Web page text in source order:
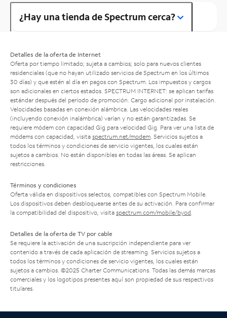
¿Hay una tienda de Spectrum cerca?
Detalles de la oferta de Internet
Oferta por tiempo limitado; sujeta a cambios; solo para nuevos clientes
residenciales (que no hayan utilizado servicios de Spectrum en los últimos
30 días) y que estén al día en pagos con Spectrum. Los impuestos y cargos
son adicionales en ciertos estados. SPECTRUM INTERNET: se aplican tarifas
estándar después del período de promoción. Cargo adicional por instalación.
Velocidades basadas en conexión alámbrica. Las velocidades reales
(incluyendo conexión inalámbrica) varían y no están garantizadas. Se
requiere módem con capacidad Gig para velocidad Gig. Para ver una lista de
módems con capacidad, visita spectrum.net/modem . Servicios sujetos a
todos los términos y condiciones de servicio vigentes, los cuales están
sujetos a cambios. No están disponibles en todas las áreas. Se aplican
restricciones.
Términos y condiciones
Oferta válida en dispositivos selectos, compatibles con Spectrum Mobile.
Los dispositivos deben desbloquearse antes de su activación. Para confirmar
la compatibilidad del dispositivo, visita spectrum.com/mobile/byod
Detalles de la oferta de TV por cable
Se requiere la activación de una suscripción independiente para ver
contenido a través de cada aplicación de streaming. Servicios sujetos a
todos los términos y condiciones de servicio vigentes, los cuales están
sujetos a cambios. ©2025 Charter Communications. Todas las demás marcas
comerciales y los logotipos presentes aquí son propiedad de sus respectivos
titulares.